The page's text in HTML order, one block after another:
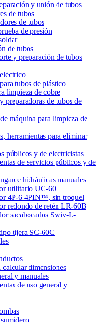
y unión de tubos
de tubos
de tubos
de presión
de tubos
y preparación de tubos
tubos de plástico
limpieza de cobre
preparadoras de tubos de
máquina para limpieza de
herramientas para eliminar
públicos y de electricistas
de servicios públicos y de
hidráulicas manuales
utilitario UC-60
4P-6 4PIN™, sin troquel
redondo de retén LR-60B
sacabocados Swiv-L-
tijera SC-60C
calcular dimensiones
y manuales
de uso general y